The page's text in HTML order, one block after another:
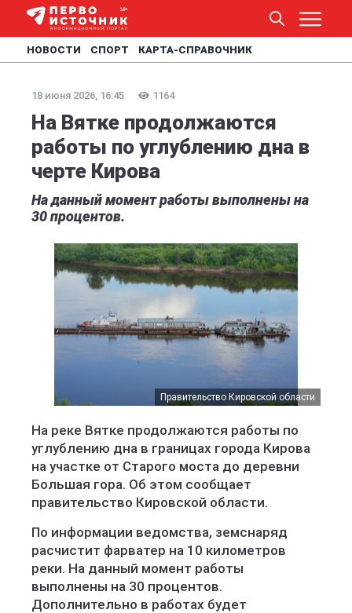
НОВОСТИ СПОРТ КАРТА-СПРАВОЧНИК
18 июня 2026, 16:45 1164
На Вятке продолжаются
работы по углублению дна в
черте Кирова
На данный момент работы выполнены на
30 процентов.
Правительство Кировской области
На реке Вятке продолжаются работы по
углублению дна в границах города Кирова
на участке от Старого моста до деревни
Большая гора. Об этом сообщает
правительство Кировской области.
По информации ведомства, земснаряд
расчистит фарватер на 10 километров
реки. На данный момент работы
выполнены на 30 процентов.
Дополнительно в работах будет